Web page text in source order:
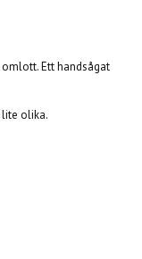
Ett handsågat
olika.